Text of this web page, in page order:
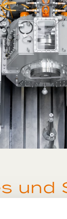
und
für